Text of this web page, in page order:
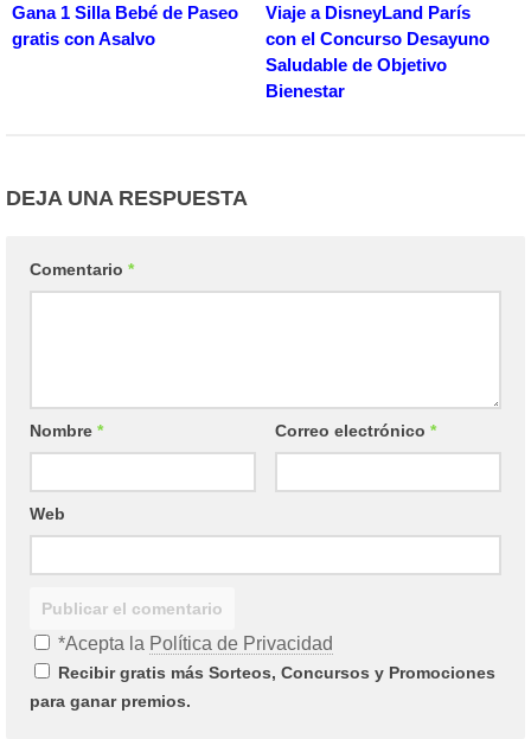
Gana 1 Silla Bebé de Paseo
gratis con Asalvo
Viaje a DisneyLand París
con el Concurso Desayuno
Saludable de Objetivo
Bienestar
DEJA UNA RESPUESTA
Comentario *
Nombre * Correo electrónico *
Web
*Acepta la Política de Privacidad
Recibir gratis más Sorteos, Concursos y Promociones
para ganar premios.